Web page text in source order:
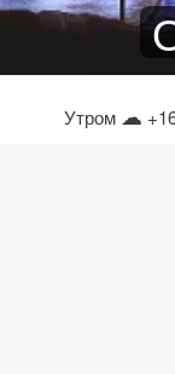
Утром ☁